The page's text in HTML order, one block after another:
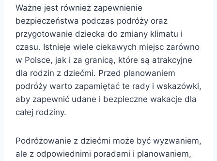
Ważne jest również zapewnienie
bezpieczeństwa podczas podróży oraz
przygotowanie dziecka do zmiany klimatu i
czasu. Istnieje wiele ciekawych miejsc zarówno
w Polsce, jak i za granicą, które są atrakcyjne
dla rodzin z dziećmi. Przed planowaniem
podróży warto zapamiętać te rady i wskazówki,
aby zapewnić udane i bezpieczne wakacje dla
całej rodziny.
Podróżowanie z dziećmi może być wyzwaniem,
ale z odpowiednimi poradami i planowaniem,